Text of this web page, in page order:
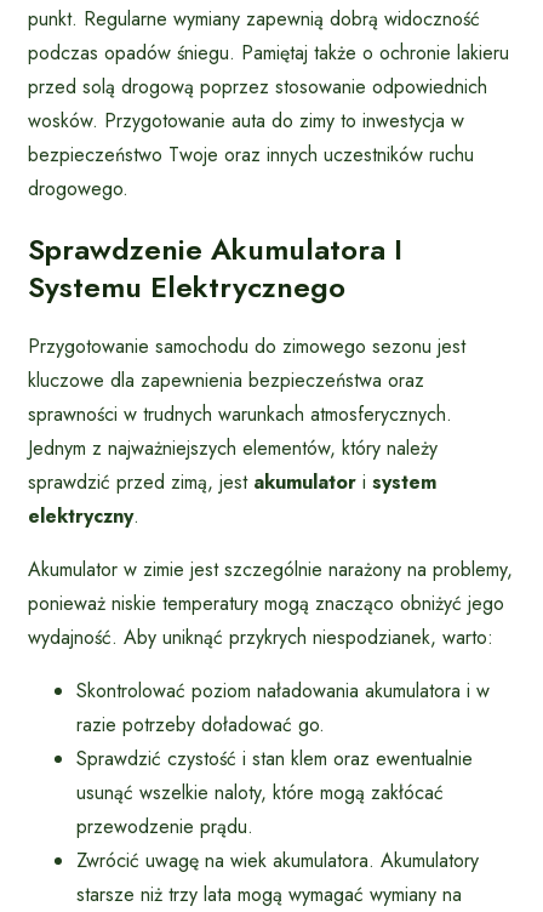
punkt. Regularne wymiany zapewnią dobrą widoczność
podczas opadów śniegu. Pamiętaj także o ochronie lakieru
przed solą drogową poprzez stosowanie odpowiednich
wosków. Przygotowanie auta do zimy to inwestycja w
bezpieczeństwo Twoje oraz innych uczestników ruchu
drogowego.
Sprawdzenie Akumulatora I
Systemu Elektrycznego
Przygotowanie samochodu do zimowego sezonu jest
kluczowe dla zapewnienia bezpieczeństwa oraz
sprawności w trudnych warunkach atmosferycznych.
Jednym z najważniejszych elementów, który należy
sprawdzić przed zimą, jest akumulator i system
elektryczny.
Akumulator w zimie jest szczególnie narażony na problemy,
ponieważ niskie temperatury mogą znacząco obniżyć jego
wydajność. Aby uniknąć przykrych niespodzianek, warto:
Skontrolować poziom naładowania akumulatora i w
razie potrzeby doładować go.
Sprawdzić czystość i stan klem oraz ewentualnie
usunąć wszelkie naloty, które mogą zakłócać
przewodzenie prądu.
Zwrócić uwagę na wiek akumulatora. Akumulatory
starsze niż trzy lata mogą wymagać wymiany na